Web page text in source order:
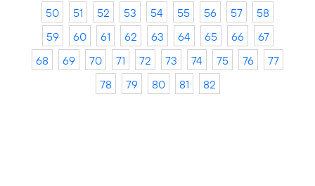
50
51 52 53 54 55 56 57
58
59
60 61 62 63 64 65 66
67
68
69 70 71 72 73 74 75 76
77
78
79 80 81 82